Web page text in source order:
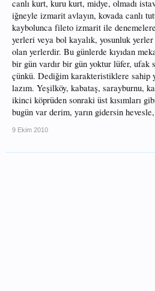
canlı kurt, kuru kurt, midye, olmadı
iğneyle izmarit avlayın, kovada canlı
kaybolunca fileto izmarit ile
yerleri veya bol kayalık, yosunluk
olan yerlerdir. Bu günlerde kıyıdan
bir gün vardır bir gün yoktur lüfer, ufak
çünkü. Dediğim karakteristiklere sahip
lazım. Yeşilköy, kabataş, sarayburnu,
ikinci köprüden sonraki üst kısımları
bugün var derim, yarın gidersin
9 Ekim 2010